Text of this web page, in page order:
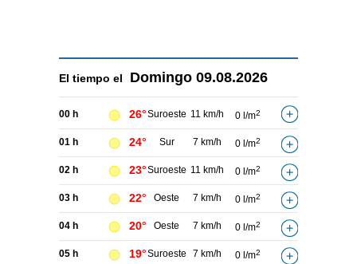
El tiempo el Domingo 09.08.2026
00 h 26°Suroeste 11 km/h 0 l/m2
01 h 24° Sur 7 km/h 0 l/m2
02 h 23°Suroeste 11 km/h 0 l/m2
03 h 22° Oeste 7 km/h 0 l/m2
04 h 20° Oeste 7 km/h 0 l/m2
05 h 19°Suroeste 7 km/h 0 l/m2